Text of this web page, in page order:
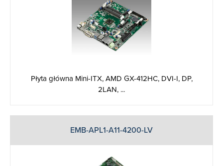
Płyta główna Mini-ITX, AMD GX-412HC, DVI-I, DP,
2LAN, ...
EMB-APL1-A11-4200-LV